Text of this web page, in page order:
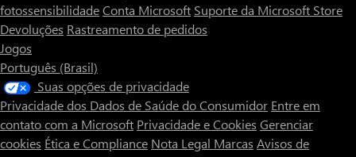
fotossensibilidadeConta Microsoft Suporte da Microsoft Store
Devoluções Rastreamento de pedidos
Jogos
Português (Brasil)
Suas opções de privacidade
Privacidade dos Dados de Saúde do Consumidor Entre em
contato com a Microsoft Privacidade e Cookies Gerenciar
cookies Ética e Compliance Nota Legal Marcas Avisos de